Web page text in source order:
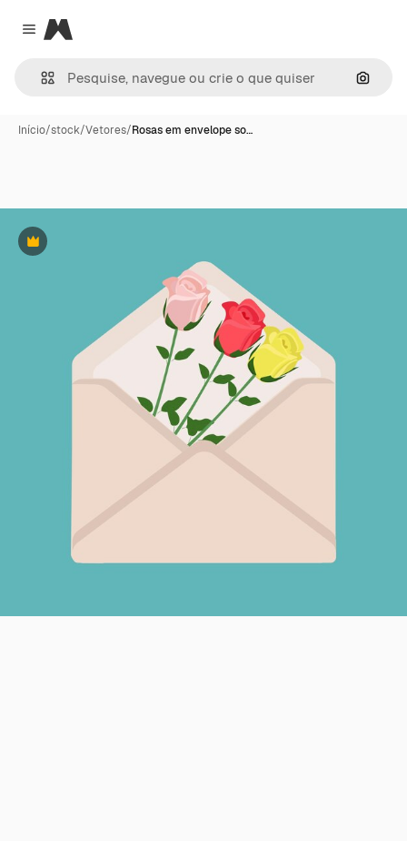
Close menu
Magnific
Início/stock/Vetores/Rosas em envelope so…
Premium